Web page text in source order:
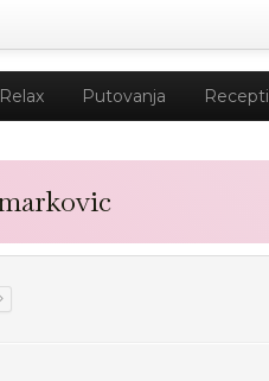
Relax Putovanja Recepti